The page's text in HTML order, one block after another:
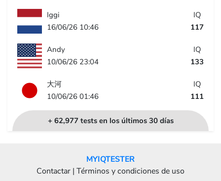
Iggi
16/06/26 10:46
IQ
117
Andy
10/06/26 23:04
IQ
133
大河
10/06/26 01:46
IQ
111
+ 62,977 tests en los últimos 30 días
MYIQTESTER
Contactar | Términos y condiciones de uso